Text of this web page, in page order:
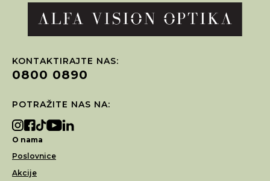
KONTAKTIRAJTE NAS:
0800 0890
POTRAŽITE NAS NA:
O nama
Poslovnice
Akcije